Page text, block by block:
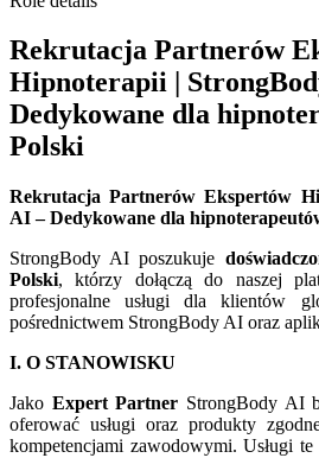
Rekrutacja Partnerów
Hipnoterapii |
Dedykowane dla
Polski
Rekrutacja Partnerów Ekspertów
AI – Dedykowane dla
StrongBody AI poszukuje
Polski, którzy dołączą do naszej
profesjonalne usługi dla klientów
pośrednictwem StrongBody AI oraz
I. O STANOWISKU
Jako Expert Partner StrongBody AI
oferować usługi oraz produkty
kompetencjami zawodowymi. Usługi